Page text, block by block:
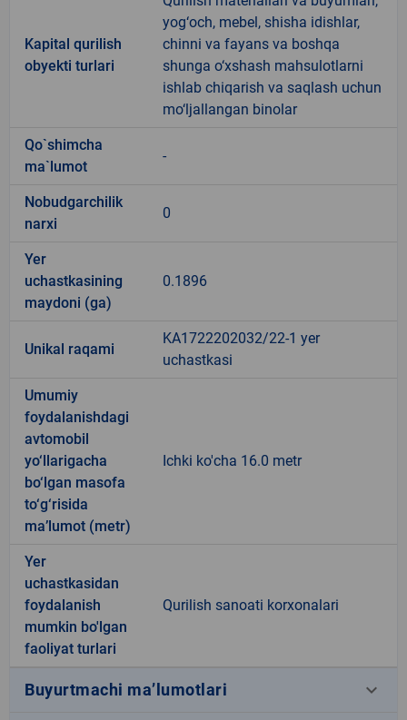
Kapital qurilish
obyekti turlari
yog‘och, mebel, shisha idishlar,
chinni va fayans va boshqa
shunga o‘xshash mahsulotlarni
ishlab chiqarish va saqlash uchun
mo‘ljallangan binolar
Qo`shimcha
ma`lumot
-
Nobudgarchilik
narxi
0
Yer
uchastkasining
maydoni (ga)
0.1896
Unikal raqami
KA1722202032/22-1 yer
uchastkasi
Umumiy
foydalanishdagi
avtomobil
yo‘llarigacha
bo‘lgan masofa
to‘g‘risida
ma’lumot (metr)
Ichki ko'cha 16.0 metr
Yer
uchastkasidan
foydalanish
mumkin bo'lgan
faoliyat turlari
Qurilish sanoati korxonalari
Buyurtmachi ma’lumotlari keyboard_arrow_down